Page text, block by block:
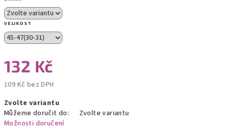
VELIKOST
132 Kč
109 Kč bez DPH
cena:
Zvolte variantu
Můžeme doručit do:
Zvolte variantu
Možnosti doručení